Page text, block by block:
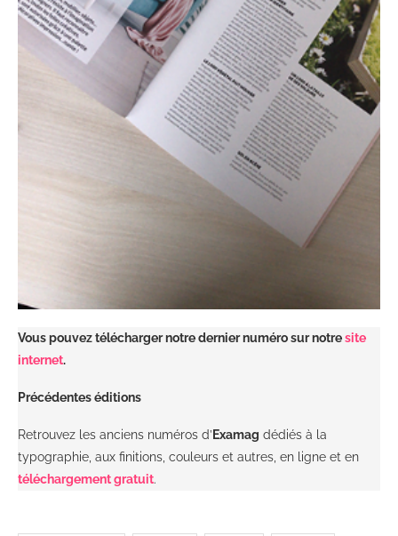
Vous pouvez télécharger notre dernier numéro sur notresite
internet.
Précédentes éditions
Retrouvez les anciens numéros d’ Examag dédiés à la
typographie, aux finitions, couleurs et autres, en ligne et en
téléchargement gratuit.